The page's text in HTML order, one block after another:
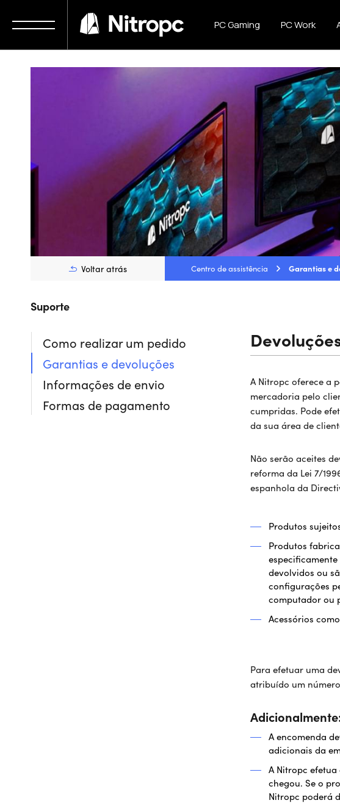
PC Gaming PC Work
Voltar atrás Centro de assistência Garantias e
Suporte
Como realizar um pedido
Garantias e devoluções
Informações de envio
Formas de pagamento
A Nitropc oferece a
mercadoria pelo
cumpridas. Pode
da sua área de
Não serão aceites
reforma da Lei 7/
espanhola da
Produtos
Produtos
devolvidos ou
configurações
computador ou
Acessórios
Para efetuar uma
atribuído um
A encomenda
adicionais da
A Nitropc
chegou. Se o
Nitropc poderá